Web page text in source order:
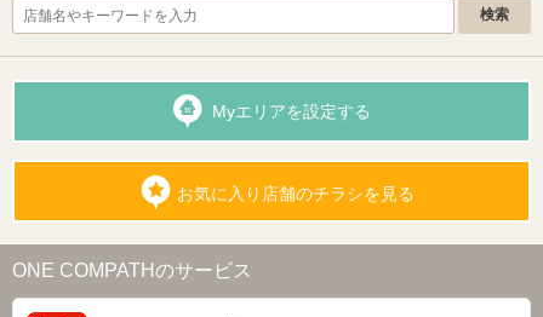
Myエリアを設定する
お気に入り店舗のチラシを見る
ONE COMPATHのサービス